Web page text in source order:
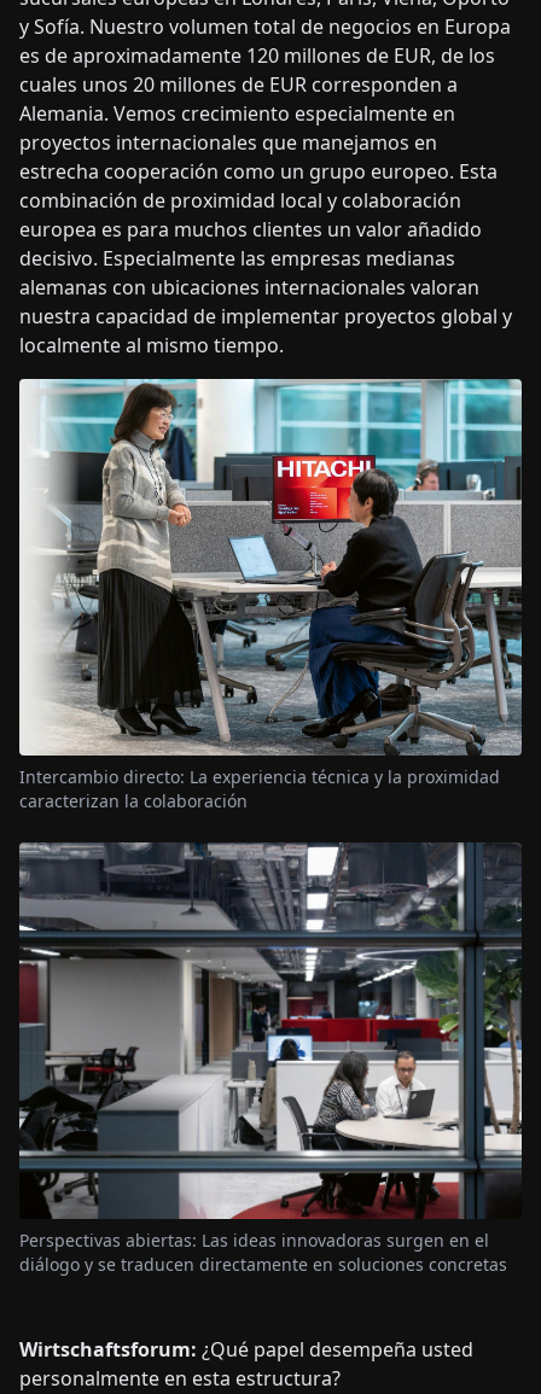
y Sofía. Nuestro volumen total de negocios en Europa
es de aproximadamente 120 millones de EUR, de los
cuales unos 20 millones de EUR corresponden a
Alemania. Vemos crecimiento especialmente en
proyectos internacionales que manejamos en
estrecha cooperación como un grupo europeo. Esta
combinación de proximidad local y colaboración
europea es para muchos clientes un valor añadido
decisivo. Especialmente las empresas medianas
alemanas con ubicaciones internacionales valoran
nuestra capacidad de implementar proyectos global y
localmente al mismo tiempo.
Intercambio directo: La experiencia técnica y la proximidad
caracterizan la colaboración
Perspectivas abiertas: Las ideas innovadoras surgen en el
diálogo y se traducen directamente en soluciones concretas
Wirtschaftsforum: ¿Qué papel desempeña usted
personalmente en esta estructura?